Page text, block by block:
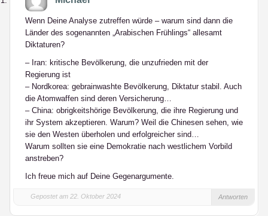
Wenn Deine Analyse zutreffen würde – warum sind dann die
Länder des sogenannten „Arabischen Frühlings“ allesamt
Diktaturen?
– Iran: kritische Bevölkerung, die unzufrieden mit der
Regierung ist
– Nordkorea: gebrainwashte Bevölkerung, Diktatur stabil. Auch
die Atomwaffen sind deren Versicherung…
– China: obrigkeitshörige Bevölkerung, die ihre Regierung und
ihr System akzeptieren. Warum? Weil die Chinesen sehen, wie
sie den Westen überholen und erfolgreicher sind…
Warum sollten sie eine Demokratie nach westlichem Vorbild
anstreben?
Ich freue mich auf Deine Gegenargumente.
Gepostet am 22. Oktober 2024 Antworten